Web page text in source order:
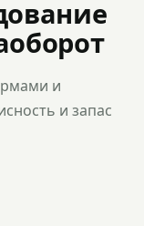
и
и запас